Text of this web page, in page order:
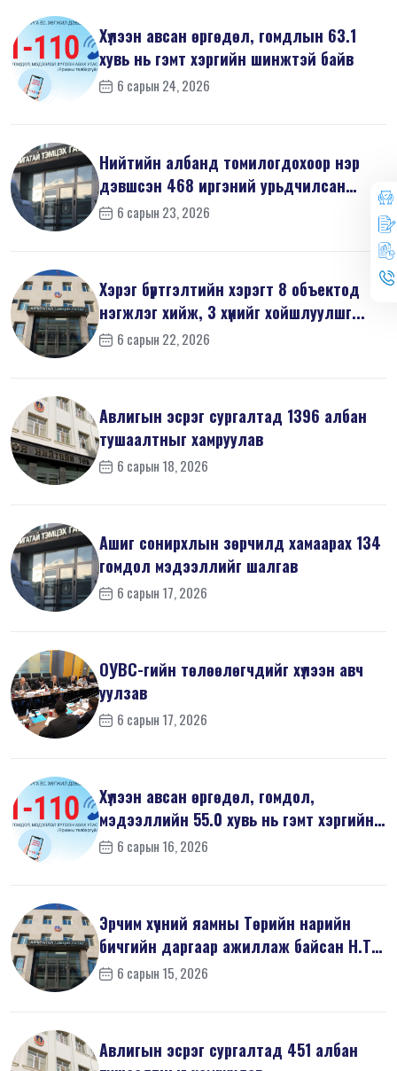
Хүлээн авсан өргөдөл, гомдлын 63.1
хувь нь гэмт хэргийн шинжтэй байв
6 сарын 24, 2026
Нийтийн албанд томилогдохоор нэр
дэвшсэн 468 иргэний урьдчилсан
мэдүүл...
6 сарын 23, 2026
Хэрэг бүртгэлтийн хэрэгт 8 объектод
нэгжлэг хийж, 3 хүнийг хойшлуулшг...
6 сарын 22, 2026
Авлигын эсрэг сургалтад 1396 албан
тушаалтныг хамруулав
6 сарын 18, 2026
Ашиг сонирхлын зөрчилд хамаарах 134
гомдол мэдээллийг шалгав
6 сарын 17, 2026
ОУВС-гийн төлөөлөгчдийг хүлээн авч
уулзав
6 сарын 17, 2026
Хүлээн авсан өргөдөл, гомдол,
мэдээллийн 55.0 хувь нь гэмт хэргийн
шин...
6 сарын 16, 2026
Эрчим хүчний яамны Төрийн нарийн
бичгийн даргаар ажиллаж байсан Н.Т
на...6 сарын 15, 2026
Авлигын эсрэг сургалтад 451 албан